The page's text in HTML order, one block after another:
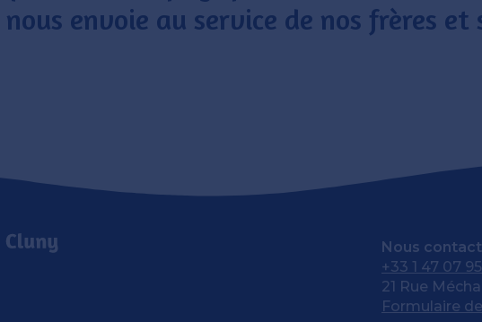
nous envoie au service de nos frères
Nous
+33 1 47 07
21 Rue
Formulaire